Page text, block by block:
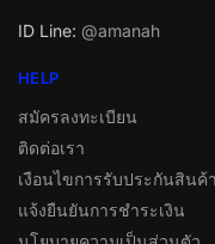
ID Line: @amanah
HELP
สมัครลงทะเบียน
ติดต่อเรา
เงือนไขการรับประกันสินค้า
แจ้งยืนยันการชำระเงิน